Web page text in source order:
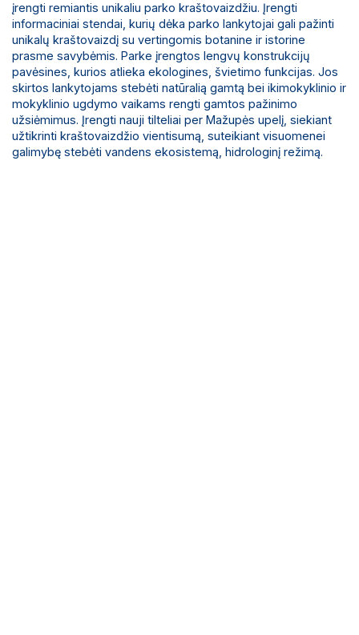
įrengti remiantis unikaliu parko kraštovaizdžiu. Įrengti
informaciniai stendai, kurių dėka parko lankytojai gali pažinti
unikalų kraštovaizdį su vertingomis botanine ir istorine
prasme savybėmis. Parke įrengtos lengvų konstrukcijų
pavėsines, kurios atlieka ekologines, švietimo funkcijas. Jos
skirtos lankytojams stebėti natūralią gamtą bei ikimokyklinio ir
mokyklinio ugdymo vaikams rengti gamtos pažinimo
užsiėmimus. Įrengti nauji tilteliai per Mažupės upelį, siekiant
užtikrinti kraštovaizdžio vientisumą, suteikiant visuomenei
galimybę stebėti vandens ekosistemą, hidrologinį režimą.